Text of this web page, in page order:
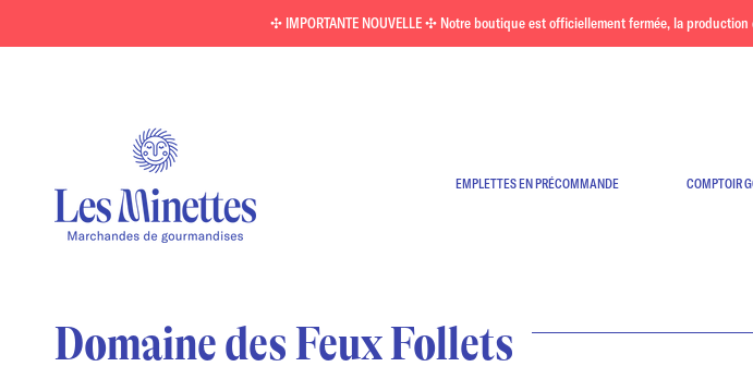
✣ IMPORTANTE NOUVELLE ✣ Notre boutique est officiellement fermée, la
EMPLETTES EN PRÉCOMMANDE COMPTOIR
Domaine des Feux Follets